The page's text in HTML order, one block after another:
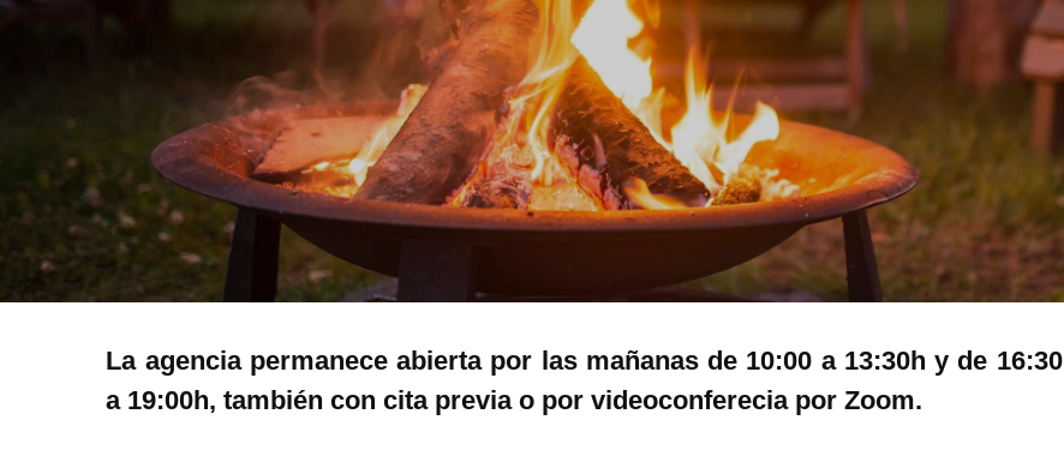
La agencia permanece abierta por las mañanas de 10:00 a 13:30h y de 16:30
a 19:00h, también con cita previa o por videoconferecia por Zoom.